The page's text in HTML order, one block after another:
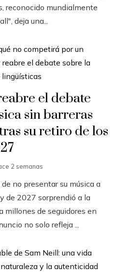
reconocido mundialmente
deja una...
el debate
sin barreras
su retiro de los
2 semanas
no presentar su música a
de 2027 sorprendió a la
millones de seguidores en
no solo refleja ...